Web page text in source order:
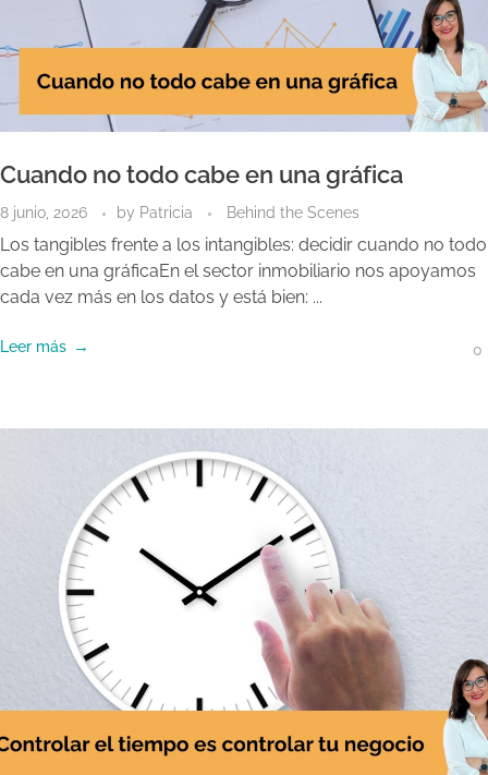
Cuando no todo cabe en una gráfica
8 junio, 2026 by Patricia Behind the Scenes
Los tangibles frente a los intangibles: decidir cuando no todo
cabe en una gráficaEn el sector inmobiliario nos apoyamos
cada vez más en los datos y está bien: ...
Leer más 0